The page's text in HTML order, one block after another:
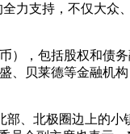
力支持，不仅大
），包括股权和债
贝莱德等金融机
、北极圈边上的